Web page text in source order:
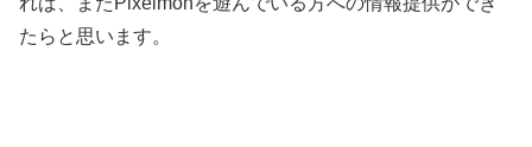
たらと思います。